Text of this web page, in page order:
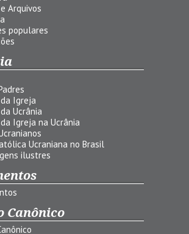
Arquivos
populares
Igreja
Ucrânia
Igreja na Ucrânia
Ucraniana no Brasil
ilustres
Canônico